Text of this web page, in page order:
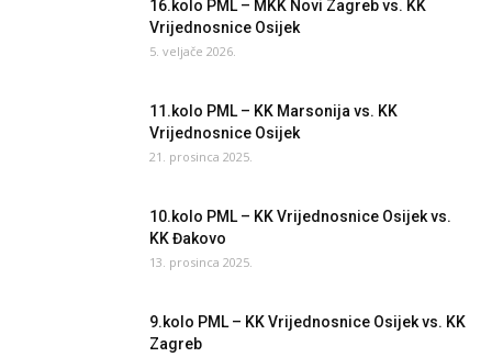
16.kolo PML – MKK Novi Zagreb vs. KK
Vrijednosnice Osijek
5. veljače 2026.
11.kolo PML – KK Marsonija vs. KK
Vrijednosnice Osijek
21. prosinca 2025.
10.kolo PML – KK Vrijednosnice Osijek vs.
KK Đakovo
13. prosinca 2025.
9.kolo PML – KK Vrijednosnice Osijek vs. KK
Zagreb